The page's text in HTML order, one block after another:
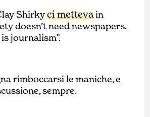
Shirkyci mettevain
doesn’t need newspapers.
journalism”.
rimboccarsi le maniche, e
sempre.